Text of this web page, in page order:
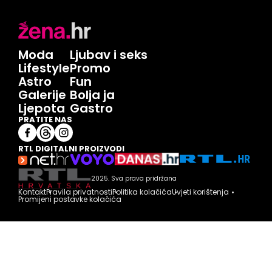
Moda
Lifestyle
Astro
Galerije
Ljepota
Ljubav i seks
Promo
Fun
Bolja ja
Gastro
PRATITE NAS
RTL DIGITALNI PROIZVODI
2025. Sva prava pridržana
KontaktPravila privatnostiPolitika kolačićaUvjeti korištenja
Promijeni postavke kolačića